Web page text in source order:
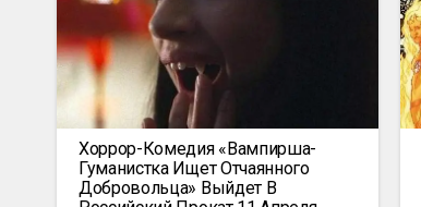
Хоррор-Комедия «Вампирша-
Гуманистка Ищет Отчаянного
Добровольца» Выйдет В